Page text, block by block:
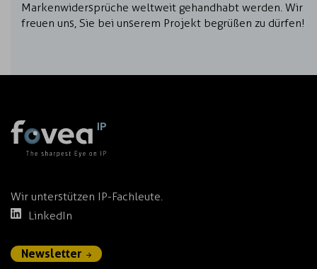
Markenwidersprüche weltweit gehandhabt werden. Wir
freuen uns, Sie bei unserem Projekt begrüßen zu dürfen!
Wir unterstützen IP-Fachleute.
LinkedIn
Newsletter